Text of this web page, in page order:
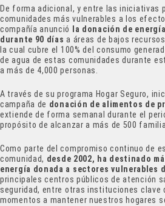
De forma adicional, y entre las iniciativas
comunidades más vulnerables a los
compañía anunció
la donación de
durante 90 días a áreas de bajos
la cual cubre el 100% del consumo
de agua de estas comunidades durante
a más de 4,000 personas.
A través de su programa Hogar Seguro,
campaña de donación de alimentos de
extiende de forma semanal durante el
propósito de alcanzar a más de 500
Como parte del compromiso continuo de
comunidad, desde 2002, ha destinado
energía donada a sectores vulnerables
principales centros públicos de atención
seguridad, entre otras instituciones clave
momentos a mantener nuestros hogares